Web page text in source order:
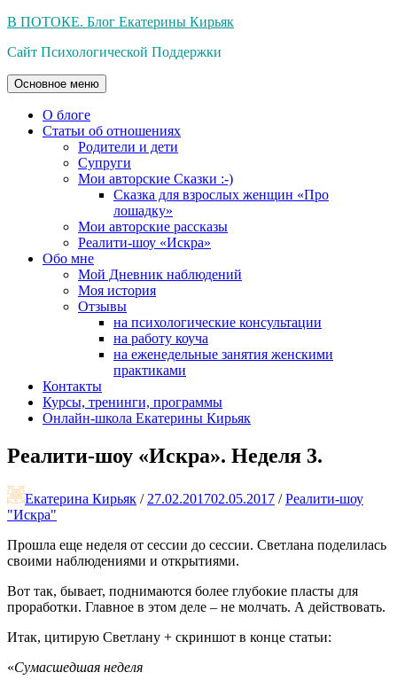
Перейти
содержимому
В ПОТОКЕ. Блог Екатерины Кирьяк
Сайт Психологической Поддержки
Основное меню
О блоге
Статьи об отношениях
Родители и дети
Супруги
Мои авторские Сказки :-)
Сказка для взрослых женщин «Про
лошадку»
Мои авторские рассказы
Реалити-шоу «Искра»
Обо мне
Мой Дневник наблюдений
Моя история
Отзывы
на психологические консультации
на работу коуча
на еженедельные занятия женскими
практиками
Контакты
Курсы, тренинги, программы
Онлайн-школа Екатерины Кирьяк
Реалити-шоу «Искра». Неделя 3.
Екатерина Кирьяк / 27.02.201702.05.2017 / Реалити-шоу
"Искра"
Прошла еще неделя от сессии до сессии. Светлана поделилась
своими наблюдениями и открытиями.
Вот так, бывает, поднимаются более глубокие пласты для
проработки. Главное в этом деле – не молчать. А действовать.
Итак, цитирую Светлану + скриншот в конце статьи:
«Сумасшедшая неделя